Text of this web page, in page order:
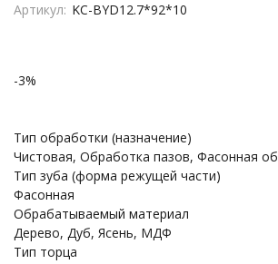
Артикул: KC-BYD12.7*92*10
-3%
Тип обработки (назначение)
Чистовая, Обработка пазов, Фасонная
Тип зуба (форма режущей части)
Фасонная
Обрабатываемый материал
Дерево, Дуб, Ясень, МДФ
Тип торца